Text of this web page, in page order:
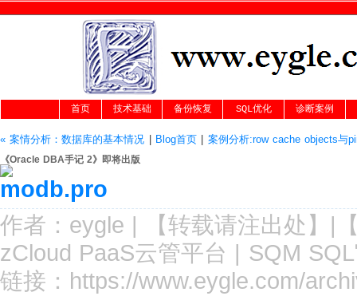
首页 技术基础 备份恢复 SQL优化 诊断案例
« 案情分析：数据库的基本情况 Blog首页| 案例分析:row cache objects与
《Oracle DBA手记 2》即将出版
作者： eygle | 【转载请注出处 】|
zCloud PaaS云管平台 | SQM
链接： https://www.eygle.com/